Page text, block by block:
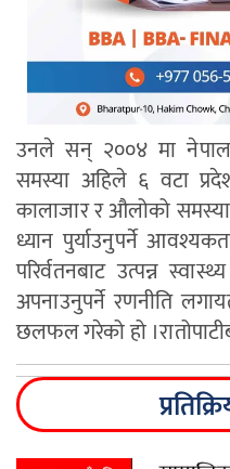
उनले सन् २००४ मा
समस्या अहिले ६ वटा
कालाजार र औलोको
ध्यान पुर्याउनुपर्ने
परिर्वतनबाट उत्पन्न
अपनाउनुपर्ने रणनीति
छलफल गरेको हो